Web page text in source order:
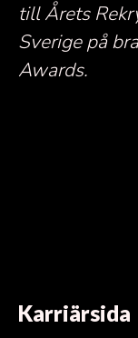
till Årets
Sverige på
Awards.
Karriärsida